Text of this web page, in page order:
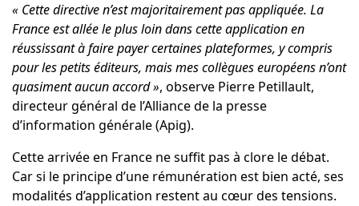
« Cette directive n’est majoritairement pas appliquée. La
France est allée le plus loin dans cette application en
réussissant à faire payer certaines plateformes, y compris
pour les petits éditeurs, mais mes collègues européens n’ont
quasiment aucun accord », observe Pierre Petillault,
directeur général de l’Alliance de la presse
d’information générale (Apig).
Cette arrivée en France ne suffit pas à clore le débat.
Car si le principe d’une rémunération est bien acté, ses
modalités d’application restent au cœur des tensions.